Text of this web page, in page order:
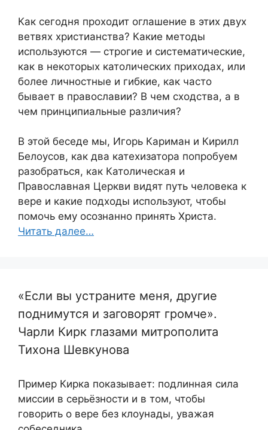
Как сегодня проходит оглашение в этих двух
ветвях христианства? Какие методы
используются — строгие и систематические,
как в некоторых католических приходах, или
более личностные и гибкие, как часто
бывает в православии? В чем сходства, а в
чем принципиальные различия?
В этой беседе мы, Игорь Кариман и Кирилл
Белоусов, как два катехизатора попробуем
разобраться, как Католическая и
Православная Церкви видят путь человека к
вере и какие подходы используют, чтобы
помочь ему осознанно принять Христа.
Читать далее…
«Если вы устраните меня, другие
поднимутся и заговорят громче».
Чарли Кирк глазами митрополита
Тихона Шевкунова
Пример Кирка показывает: подлинная сила
миссии в серьёзности и в том, чтобы
говорить о вере без клоунады, уважая